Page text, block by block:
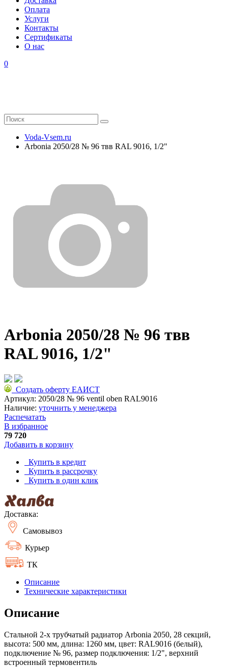
Оплата
Услуги
Контакты
Cертификаты
О нас
0
Voda-Vsem.ru
Arbonia 2050/28 № 96 твв RAL 9016, 1/2"
Arbonia 2050/28 № 96 твв
RAL 9016, 1/2"
Создать оферту ЕАИСТ
Артикул: 2050/28 № 96 ventil oben RAL9016
Наличие: уточнить у менеджера
Распечатать
В избранное
79 720
Добавить в корзину
Купить в кредит
Купить в рассрочку
Купить в один клик
Доставка:
Самовывоз
Курьер
ТК
Описание
Технические характеристики
Описание
Стальной 2-х трубчатый радиатор Arbonia 2050, 28 секций,
высота: 500 мм, длина: 1260 мм, цвет: RAL9016 (белый),
подключение № 96, размер подключения: 1/2", верхний
встроенный термовентиль